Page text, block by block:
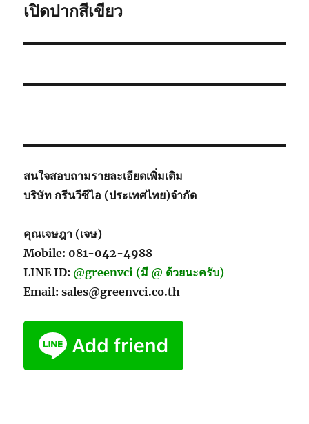
post:
เปิดปากสีเขียว
สนใจสอบถามรายละเอียดเพิ่มเติม
บริษัท กรีนวีซีไอ (ประเทศไทย)จำกัด
คุณเจษฎา (เจษ)
Mobile: 081-042-4988
LINE ID: @greenvci (มี @ ด้วยนะครับ)
Email: sales@greenvci.co.th